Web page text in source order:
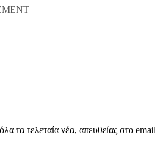
τα τελεταία νέα, απευθείας στο email